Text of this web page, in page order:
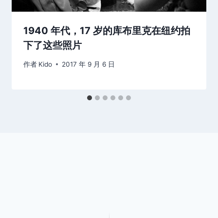
1940 年代，17 岁的库布里克在纽约拍
下了这些照片
作者 Kido 2017 年 9 月 6 日